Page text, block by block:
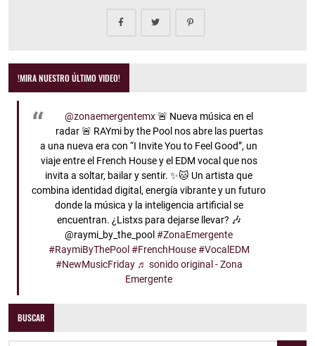
!MIRA NUESTRO ÚLTIMO VIDEO!
@zonaemergentemx🚨 Nueva música en el
radar 🚨 RAYmi by the Pool nos abre las puertas
a una nueva era con “I Invite You to Feel Good”, un
viaje entre el French House y el EDM vocal que nos
invita a soltar, bailar y sentir. ✨🐱 Un artista que
combina identidad digital, energía vibrante y un futuro
donde la música y la inteligencia artificial se
encuentran. ¿Listxs para dejarse llevar? 🎶
@raymi_by_the_pool #ZonaEmergente
#RaymiByThePool #FrenchHouse #VocalEDM
#NewMusicFriday ♬ sonido original - Zona
Emergente
BUSCAR